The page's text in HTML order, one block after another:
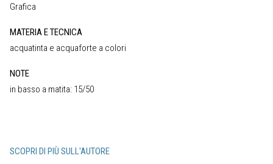
Grafica
MATERIA E TECNICA
acquatinta e acquaforte a colori
NOTE
in basso a matita: 15/50
SCOPRI DI PIÙ SULL'AUTORE